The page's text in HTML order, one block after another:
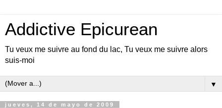
Addictive Epicurean
Tu veux me suivre au fond du lac, Tu veux me suivre alors
suis-moi
▼
jueves, 14 de mayo de 2009